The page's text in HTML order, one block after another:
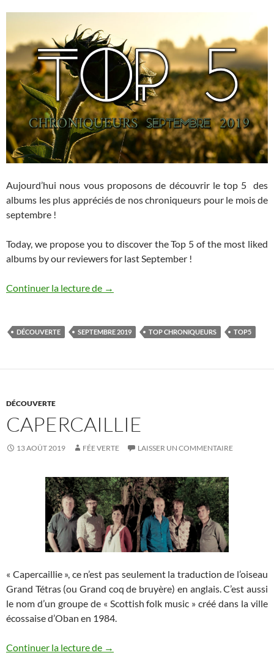
Aujourd’hui nous vous proposons de découvrir le top 5 des
albums les plus appréciés de nos chroniqueurs pour le mois de
septembre !
Today, we propose you to discover the Top 5 of the most liked
albums by our reviewers for last September !
Continuer la lecture de Top5 Chroniqueurs : septembre 2019
→
DÉCOUVERTE SEPTEMBRE 2019 TOP CHRONIQUEURS TOP5
DÉCOUVERTE
CAPERCAILLIE
13 AOÛT 2019 FÉE VERTE LAISSER UN COMMENTAIRE
« Capercaillie », ce n’est pas seulement la traduction de l’oiseau
Grand Tétras (ou Grand coq de bruyère) en anglais. C’est aussi
le nom d’un groupe de « Scottish folk music » créé dans la ville
écossaise d’Oban en 1984.
Continuer la lecture de Capercaillie
→